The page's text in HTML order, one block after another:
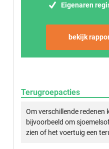
Eigenaren
bekijk
Terugroepacties
Om verschillende
bijvoorbeeld om
zien of het voertuig een